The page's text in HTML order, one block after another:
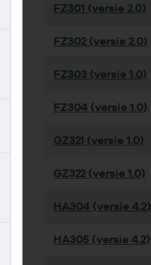
FZ301 (versie 2.0)
FZ302 (versie 2.0)
FZ303 (versie 1.0)
FZ304 (versie 1.0)
GZ321 (versie 1.0)
GZ322 (versie 1.0)
HA304 (versie 4.2)
HA305 (versie 4.2)